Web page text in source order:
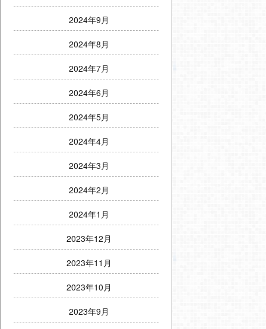
2024年9月
2024年8月
2024年7月
2024年6月
2024年5月
2024年4月
2024年3月
2024年2月
2024年1月
2023年12月
2023年11月
2023年10月
2023年9月